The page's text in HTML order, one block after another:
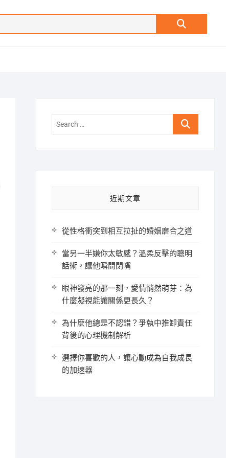
Search
Search
近期文章
從性格衝突到相互拉扯的婚姻磨合之道
當另一半嫌你太敏感？溫柔反擊的聰明
話術，讓他瞬間閉嘴
眼神發亮的那一刻，愛情悄然萌芽：為
什麼凝視能讓關係更長久？
為什麼他總是不認錯？爭執中推卸責任
背後的心理機制解析
選擇你喜歡的人，讓心動成為自我成長
的加速器